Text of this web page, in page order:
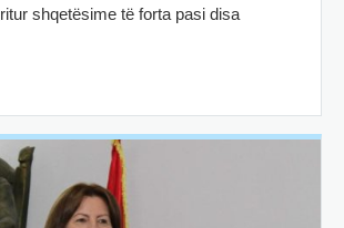
shqetësime të forta pasi disa